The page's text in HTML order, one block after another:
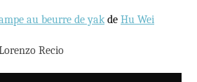
au beurre de yakde Hu Wei
Recio